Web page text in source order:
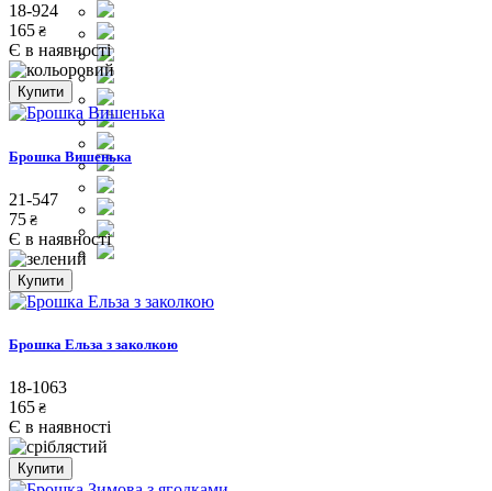
18-924
165 ₴
Є в наявності
Купити
Брошка Вишенька
21-547
75 ₴
Є в наявності
Купити
Брошка Ельза з заколкою
18-1063
165 ₴
Є в наявності
Купити